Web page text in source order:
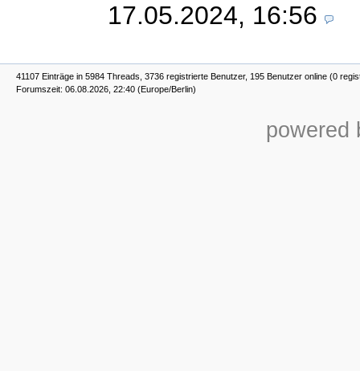
17.05.2024, 16:56
41107 Einträge in 5984 Threads, 3736 registrierte Benutzer, 195 Benutzer online (0
Forumszeit: 06.08.2026, 22:40 (Europe/Berlin)
powered